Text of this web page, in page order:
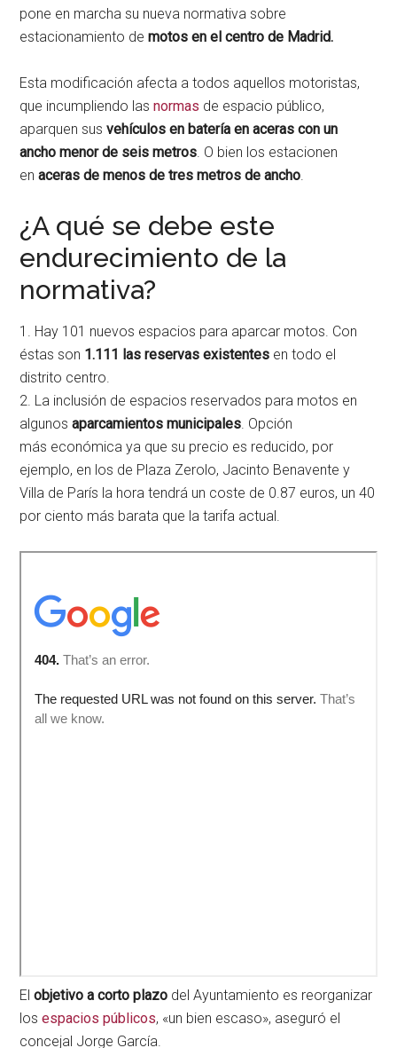
pone en marcha su nueva normativa sobre
estacionamiento demotos en el centro de Madrid.
Esta modificación afecta a todos aquellos motoristas,
que incumpliendo lasnormas de espacio público,
aparquen susvehículos en batería en aceras con un
ancho menor de seis metros . O bien los estacionen
enaceras de menos de tres metros de ancho
¿A qué se debe este
endurecimiento de la
normativa?
1. Hay 101 nuevos espacios para aparcar motos. Con
éstas son 1.111 las reservas existentes en todo el
distrito centro.
2. La inclusión de espacios reservados para motos en
algunosaparcamientos municipales . Opción
más económica ya que su precio es reducido, por
ejemplo, en los de Plaza Zerolo, Jacinto Benavente y
Villa de París la hora tendrá un coste de 0.87 euros, un 40
por ciento más barata que la tarifa actual.
Elobjetivo a corto plazo del Ayuntamiento es reorganizar
losespacios públicos, «un bien escaso», aseguró el
concejal Jorge García.